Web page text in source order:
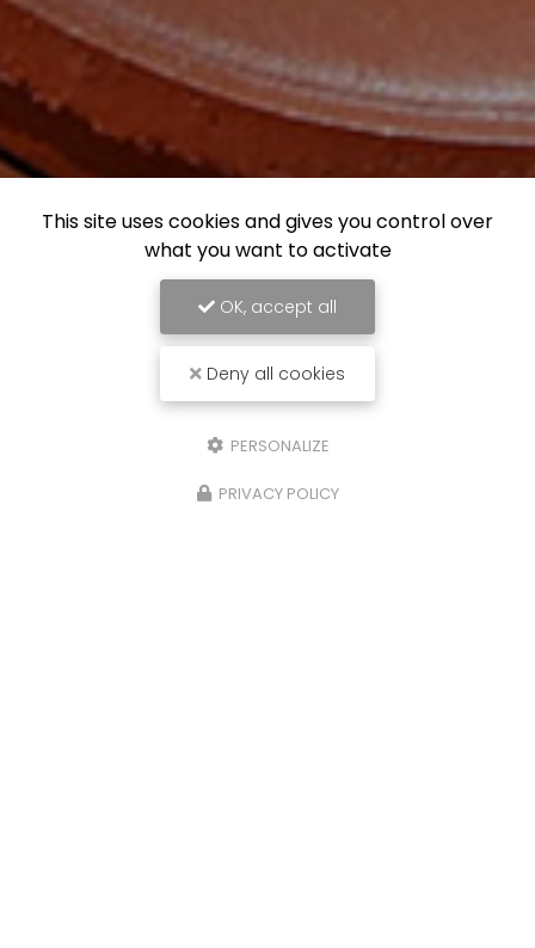
This site uses cookies and gives you control over
what you want to activate
OK, accept all
Deny all cookies
PERSONALIZE
PRIVACY POLICY